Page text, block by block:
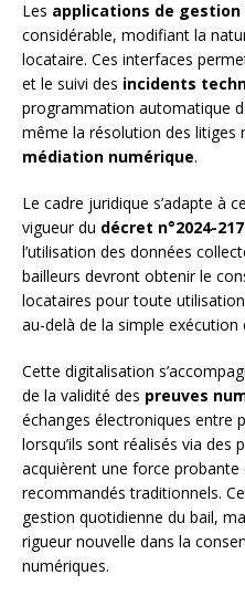
Les applications de
considérable, modifiant la
locataire. Ces interfaces
et le suivi des incidents
programmation automatique
même la résolution des litiges
médiation numérique.
Le cadre juridique s’adapte à
vigueur du décret n°2024-217
l’utilisation des données
bailleurs devront obtenir le
locataires pour toute
au-delà de la simple exécution
Cette digitalisation
de la validité des preuves
échanges électroniques entre
lorsqu’ils sont réalisés via des
acquièrent une force probante
recommandés traditionnels.
gestion quotidienne du bail,
rigueur nouvelle dans la
numériques.